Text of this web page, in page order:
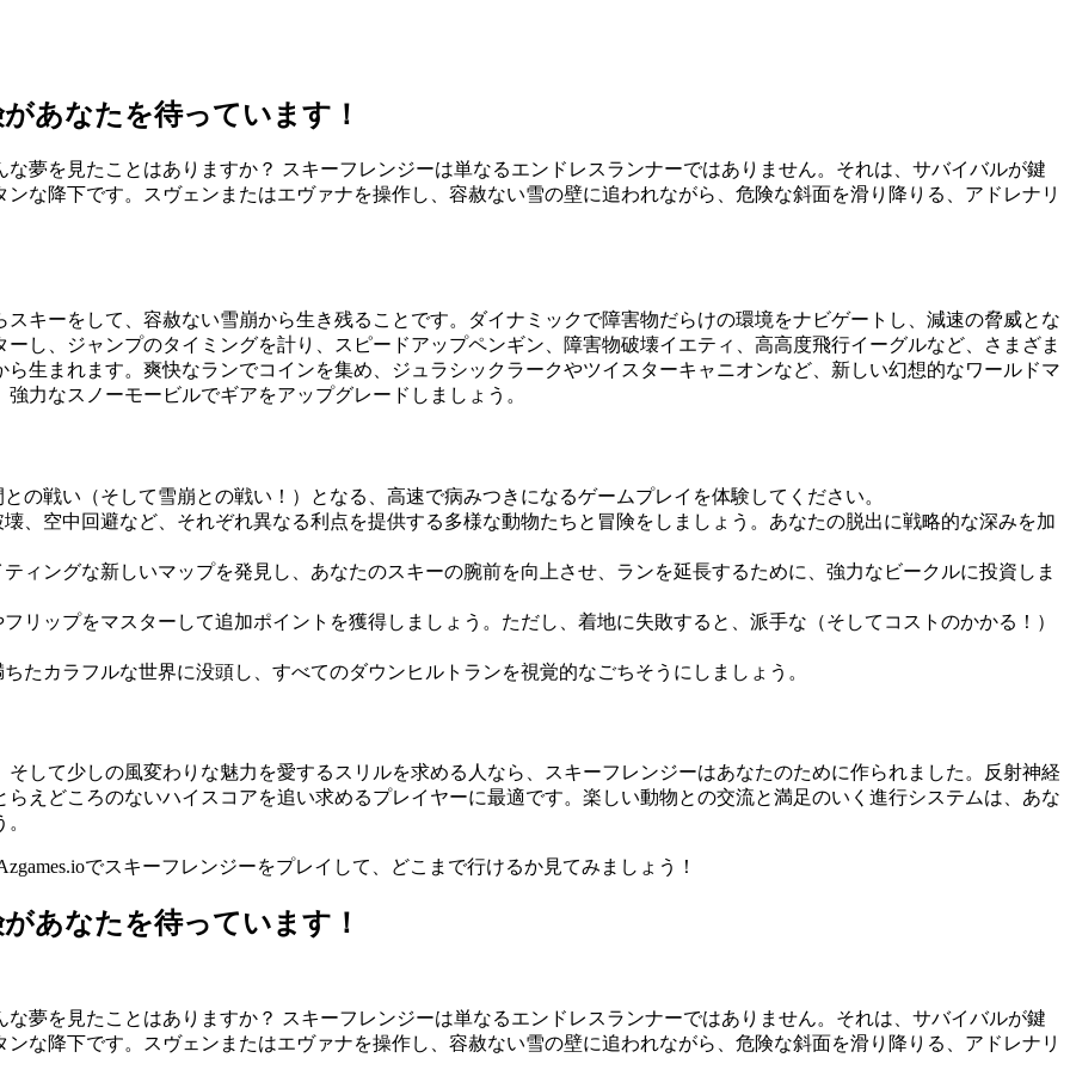
あなたを待っています！
夢を見たことはありますか？ スキーフレンジーは単なるエンドレスランナーではありません。それは、サバイバルが鍵
な降下です。スヴェンまたはエヴァナを操作し、容赦ない雪の壁に追われながら、危険な斜面を滑り降りる、アドレナリ
キーをして、容赦ない雪崩から生き残ることです。ダイナミックで障害物だらけの環境をナビゲートし、減速の脅威とな
し、ジャンプのタイミングを計り、スピードアップペンギン、障害物破壊イエティ、高高度飛行イーグルなど、さまざま
生まれます。爽快なランでコインを集め、ジュラシックラークやツイスターキャニオンなど、新しい幻想的なワールドマ
力なスノーモービルでギアをアップグレードしましょう。
の戦い（そして雪崩との戦い！）となる、高速で病みつきになるゲームプレイを体験してください。
、空中回避など、それぞれ異なる利点を提供する多様な動物たちと冒険をしましょう。あなたの脱出に戦略的な深みを加
ィングな新しいマップを発見し、あなたのスキーの腕前を向上させ、ランを延長するために、強力なビークルに投資しま
リップをマスターして追加ポイントを獲得しましょう。ただし、着地に失敗すると、派手な（そしてコストのかかる！）
たカラフルな世界に没頭し、すべてのダウンヒルトランを視覚的なごちそうにしましょう。
して少しの風変わりな魅力を愛するスリルを求める人なら、スキーフレンジーはあなたのために作られました。反射神経
えどころのないハイスコアを追い求めるプレイヤーに最適です。楽しい動物との交流と満足のいく進行システムは、あな
でスキーフレンジーをプレイして、どこまで行けるか見てみましょう！
あなたを待っています！
夢を見たことはありますか？ スキーフレンジーは単なるエンドレスランナーではありません。それは、サバイバルが鍵
な降下です。スヴェンまたはエヴァナを操作し、容赦ない雪の壁に追われながら、危険な斜面を滑り降りる、アドレナリ